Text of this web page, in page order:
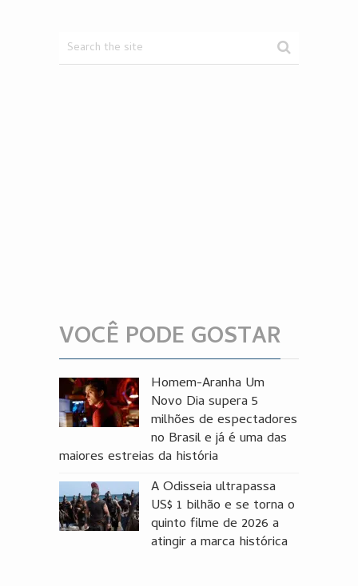
VOCÊ PODE GOSTAR
Homem-Aranha Um
Novo Dia supera 5
milhões de espectadores
no Brasil e já é uma das
maiores estreias da história
A Odisseia ultrapassa
US$ 1 bilhão e se torna o
quinto filme de 2026 a
atingir a marca histórica